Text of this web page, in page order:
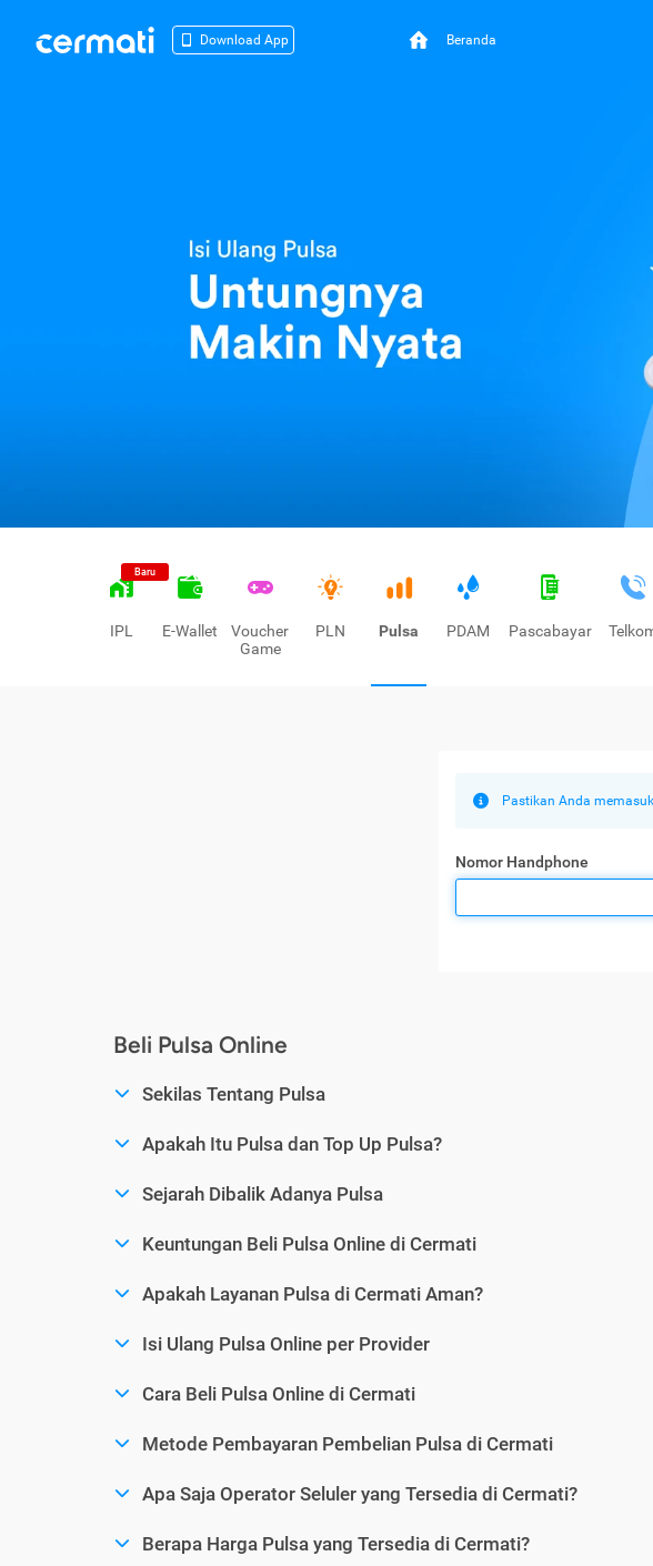
Download App Beranda
Baru
IPL E-Wallet
Voucher
Game
PLN Pulsa PDAM Pascabayar
Pastikan Anda
Nomor Handphone
Beli Pulsa Online
Sekilas Tentang Pulsa
Apakah Itu Pulsa dan Top Up Pulsa?
Sejarah Dibalik Adanya Pulsa
Keuntungan Beli Pulsa Online di Cermati
Apakah Layanan Pulsa di Cermati Aman?
Isi Ulang Pulsa Online per Provider
Cara Beli Pulsa Online di Cermati
Metode Pembayaran Pembelian Pulsa di Cermati
Apa Saja Operator Seluler yang Tersedia di Cermati?
Berapa Harga Pulsa yang Tersedia di Cermati?